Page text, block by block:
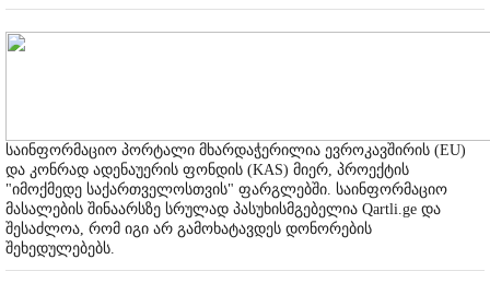
საინფორმაციო პორტალი მხარდაჭერილია ევროკავშირის (EU)
და კონრად ადენაუერის ფონდის (KAS) მიერ, პროექტის
"იმოქმედე საქართველოსთვის" ფარგლებში. საინფორმაციო
მასალების შინაარსზე სრულად პასუხისმგებელია Qartli.ge და
შესაძლოა, რომ იგი არ გამოხატავდეს დონორების
შეხედულებებს.